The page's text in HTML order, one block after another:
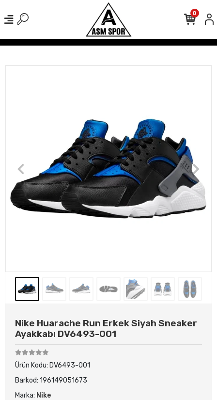
Kargo Ücretsiz! 500 TL Üzeri Tüm Alışverişlerinizde
0
Nike Huarache Run Erkek Siyah Sneaker
Ayakkabı DV6493-001
Ürün Kodu: DV6493-001
Barkod: 196149051673
Marka: Nike